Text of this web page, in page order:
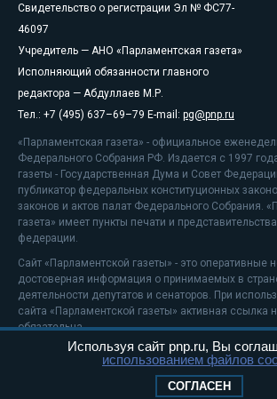
Свидетельство о регистрации Эл № ФС77-
46097
Учредитель — АНО «Парламентская газета»
Исполняющий обязанности главного
редактора — Абдуллаев М.Р.
Тел.: +7 (495) 637–69–79 E-mail: pg@pnp.ru
«Парламентская газета» - официальное
Федерального Собрания РФ. Издается с 1997
газеты - Государственная Дума и Совет
публикатор федеральных конституционных
законов и актов палат Федерального Собрания.
газета» имеет пункты печати и
федерации.
Сайт «Парламентской газеты» - это оперативные
достоверная информация о принимаемых в
деятельности депутатов и сенаторов. При
сайта «Парламентской газеты» активная ссылка
обязательна.
На информационном ресурсе применяются
Положение о защите персональных данных
Используя сайт pnp.ru, Вы
использованием файлов
СОГЛАСЕН